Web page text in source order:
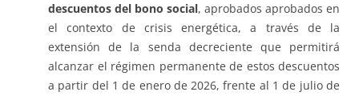
descuentos del bono social, aprobados aprobados en
el contexto de crisis energética, a través de la
extensión de la senda decreciente que permitirá
alcanzar el régimen permanente de estos descuentos
a partir del 1 de enero de 2026, frente al 1 de julio de